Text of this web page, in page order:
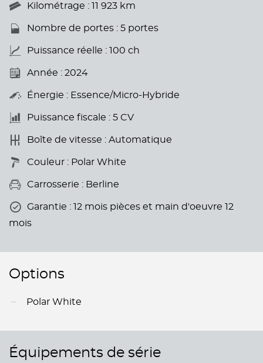
Kilométrage : 11 923 km
Nombre de portes : 5 portes
Puissance réelle : 100 ch
Année : 2024
Énergie : Essence/Micro-Hybride
Puissance fiscale : 5 CV
Boîte de vitesse : Automatique
Couleur : Polar White
Carrosserie : Berline
Garantie : 12 mois pièces et main d'oeuvre 12
mois
Options
Polar White
Équipements de série